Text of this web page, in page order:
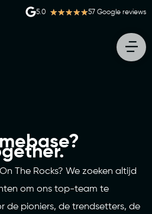
57 Google reviews
5.0 ★★★★★
The Rocks? We zoeken altijd
om ons top-team te
de pioniers, de trendsetters, de